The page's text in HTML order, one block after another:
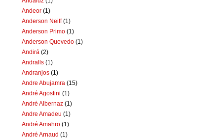
Andeor (1)
Anderson Neiff (1)
Anderson Primo (1)
Anderson Quevedo (1)
Andirá (2)
Andralls (1)
Andranjos (1)
Andre Abujamra (15)
André Agostini (1)
André Albernaz (1)
Andre Amadeu (1)
André Amahro (1)
André Arnaud (1)